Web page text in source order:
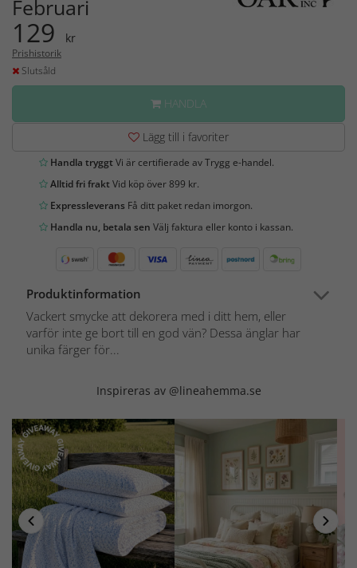
Februari
129 kr
Prishistorik
Slutsåld
HANDLA
Lägg till i favoriter
Handla tryggtVi är certifierade av Trygg e-handel.
Alltid fri fraktVid köp över 899 kr.
Expressleverans Få ditt paket redan imorgon.
Handla nu, betala sen Välj faktura eller konto i kassan.
Produktinformation
Vackert smycke att dekorera med i ditt hem, eller
varför inte ge bort till en god vän? Dessa änglar har
unika färger för...
Inspireras av @lineahemma.se